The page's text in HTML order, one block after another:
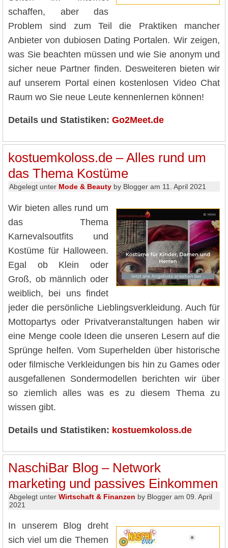
schaffen, aber das
Problem sind zum Teil die Praktiken mancher
Anbieter von dubiosen Dating Portalen. Wir zeigen,
was Sie beachten müssen und wie Sie anonym und
sicher neue Partner finden. Desweiteren bieten wir
auf unserem Portal einen kostenlosen Video Chat
Raum wo Sie neue Leute kennenlernen können!
Details und Statistiken: Go2Meet.de
kostuemkoloss.de – Alles rund um
das Thema Kostüme
Abgelegt unter Mode & Beauty by Blogger am 11. April 2021
Wir bieten alles rund um
das Thema
Karnevalsoutfits und
Kostüme für Halloween.
Egal ob Klein oder
Groß, ob männlich oder
weiblich, bei uns findet
jeder die persönliche Lieblingsverkleidung. Auch für
Mottopartys oder Privatveranstaltungen haben wir
eine Menge coole Ideen die unseren Lesern auf die
Sprünge helfen. Vom Superhelden über historische
oder filmische Verkleidungen bis hin zu Games oder
ausgefallenen Sondermodellen berichten wir über
so ziemlich alles was es zu diesem Thema zu
wissen gibt.
Details und Statistiken: kostuemkoloss.de
NaschiBar Blog – Network
marketing und passives Einkommen
Abgelegt unter Wirtschaft & Finanzen by Blogger am 09. April
2021
In unserem Blog dreht
sich viel um die Themen